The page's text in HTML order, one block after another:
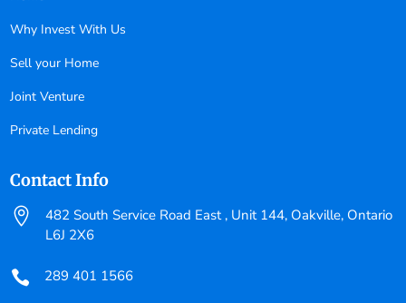
Why Invest With Us
Sell your Home
Joint Venture
Private Lending
Contact Info

482 South Service Road East , Unit 144, Oakville, Ontario
L6J 2X6
 289 401 1566